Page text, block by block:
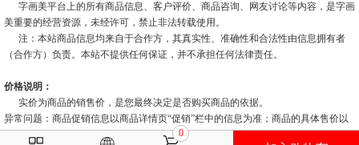
字画美平台上的所有商品信息、客户评价、商品咨询、网友讨论等内容，是字画
美重要的经营资源，未经许可，禁止非法转载使用。
注：本站商品信息均来自于合作方，其真实性、准确性和合法性由信息拥有者
（合作方）负责。本站不提供任何保证，并不承担任何法律责任。
价格说明：
实价为商品的销售价，是您最终决定是否购买商品的依据。
异常问题：商品促销信息以商品详情页“促销”栏中的信息为准；商品的具体售价以
订单结算页价格为准；如您发现活动商品售价或促销信息有异常，建议购买前先联
0